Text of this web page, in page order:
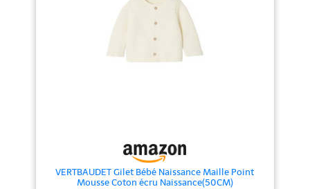
VERTBAUDET Gilet Bébé Naissance Maille Point
Mousse Coton écru Naissance(50CM)